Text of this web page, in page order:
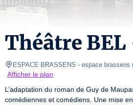
Théâtre
ESPACE BRASSENS - espace brassens
Afficher le plan
L’adaptation du roman de Guy de
comédiennes et comédiens. Une mise